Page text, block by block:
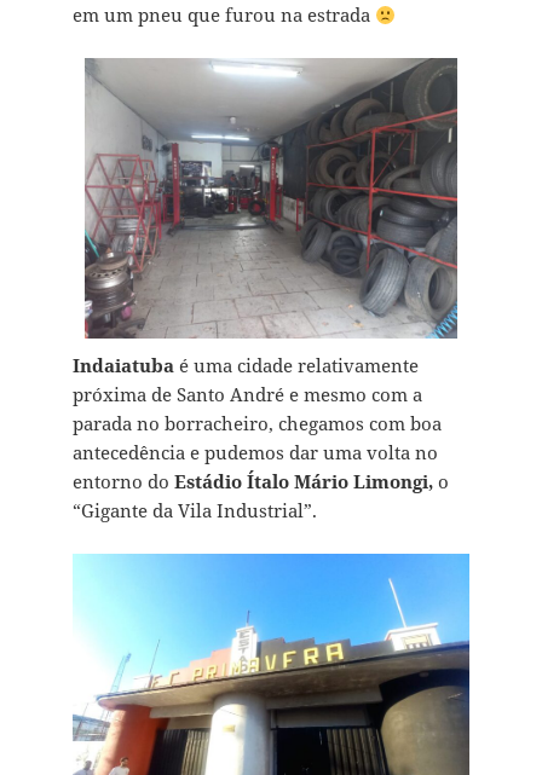
em um pneu que furou na estrada
Indaiatuba é uma cidade relativamente
próxima de Santo André e mesmo com a
parada no borracheiro, chegamos com boa
antecedência e pudemos dar uma volta no
entorno do Estádio Ítalo Mário Limongi,o
“Gigante da Vila Industrial”.